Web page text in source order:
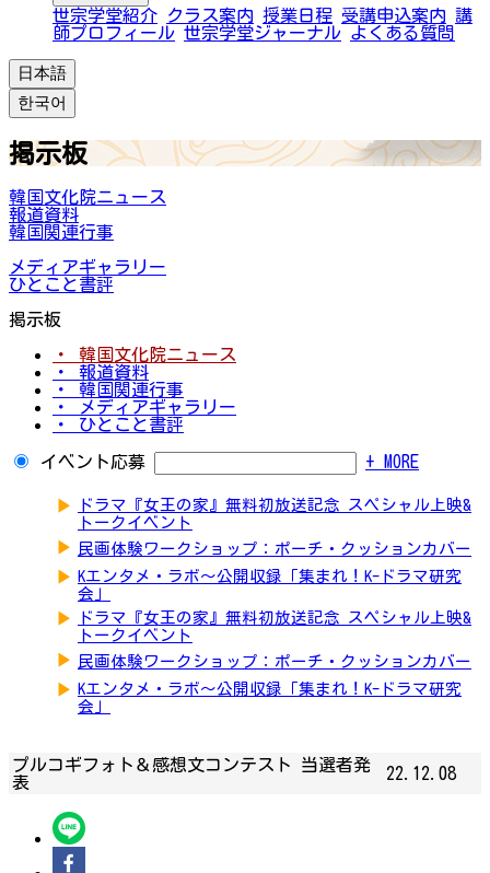
世宗学堂紹介 クラス案内 授業日程 受講申込案内 講
師プロフィール 世宗学堂ジャーナル よくある質問
日本語
한국어
掲示板
韓国文化院ニュース
報道資料
韓国関連行事
メディアギャラリー
ひとこと書評
掲示板
・ 韓国文化院ニュース
・ 報道資料
・ 韓国関連行事
・ メディアギャラリー
・ ひとこと書評
イベント応募 + MORE
▶
ドラマ『女王の家』無料初放送記念 スペシャル上映&
トークイベント
▶ 民画体験ワークショップ：ポーチ・クッションカバー
▶ Kエンタメ・ラボ～公開収録「集まれ！K-ドラマ研究
会」
▶
ドラマ『女王の家』無料初放送記念 スペシャル上映&
トークイベント
▶ 民画体験ワークショップ：ポーチ・クッションカバー
▶ Kエンタメ・ラボ～公開収録「集まれ！K-ドラマ研究
会」
プルコギフォト＆感想文コンテスト 当選者発
表
22.12.08